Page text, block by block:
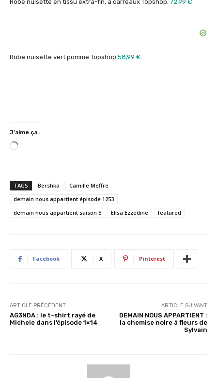
Robe nuisette en tissu extra-fin, à carreaux Topshop, 72,99 €
Robe nuisette vert pomme Topshop 58,99 €
J’aime ça :
C
r
g
e
m
…
TAGS Bershka
Camille Meffre
demain nous appartient épisode 1253
demain nous appartient saison 5
Elisa Ezzedine featured
Facebook X Pinterest
ARTICLE PRÉCÉDENT
AG3NDA : le t-shirt rayé de
Michele dans l’épisode 1×14
ARTICLE SUIVANT
DEMAIN NOUS APPARTIENT :
la chemise noire à fleurs de
Sylvain